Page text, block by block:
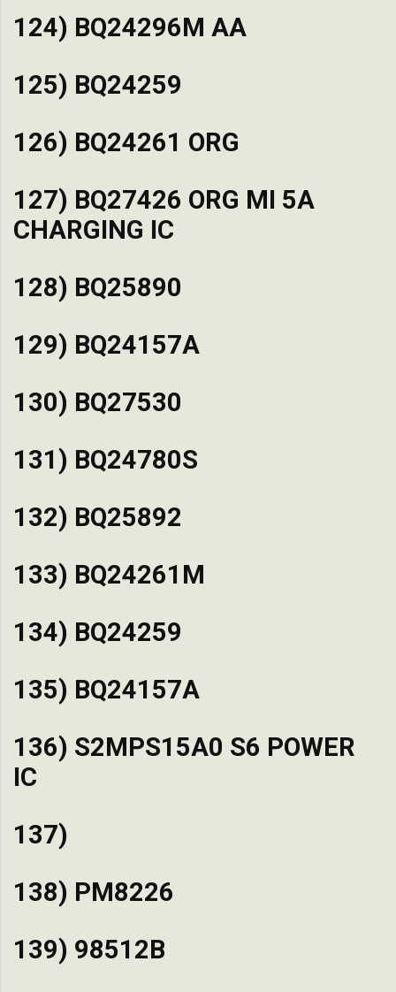
124) BQ24296M AA
125) BQ24259
126) BQ24261 ORG
127) BQ27426 ORG MI 5A
CHARGING IC
128) BQ25890
129) BQ24157A
130) BQ27530
131) BQ24780S
132) BQ25892
133) BQ24261M
134) BQ24259
135) BQ24157A
136) S2MPS15A0 S6 POWER
IC
137)
138) PM8226
139) 98512B